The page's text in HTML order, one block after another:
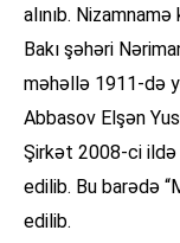
alınıb.
Bakı şəhəri
məhəllə 1911-də
Abbasov Elşən
Şirkət 2008-ci ildə
edilib. Bu barədə
edilib.